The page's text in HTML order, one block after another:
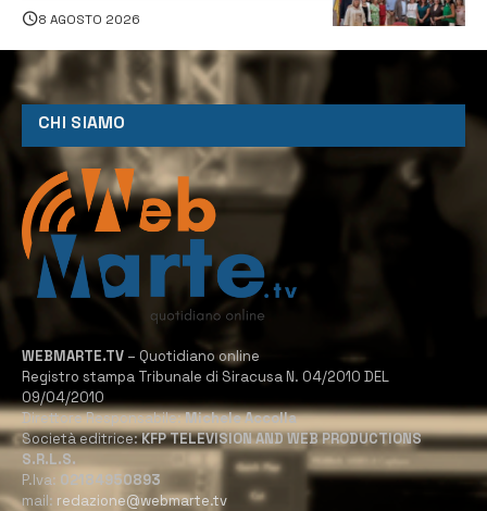
Servizio Legale
8 AGOSTO 2026
CHI SIAMO
WEBMARTE.TV – Quotidiano online
Registro stampa Tribunale di Siracusa N. 04/2010 DEL
09/04/2010
Direttore Responsabile:Michele Accolla
Società editrice:KFP TELEVISION AND WEB PRODUCTIONS
S.R.L.S.
P.Iva: 02184950893
mail: redazione@webmarte.tv